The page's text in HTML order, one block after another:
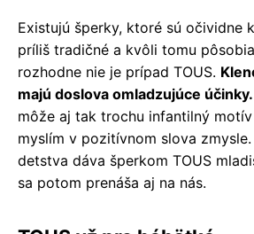
Existujú šperky, ktoré sú očividne
príliš tradičné a kvôli tomu
rozhodne nie je prípad TOUS.
majú doslova omladzujúce účinky.
môže aj tak trochu infantilný
myslím v pozitívnom slova
detstva dáva šperkom TOUS
sa potom prenáša aj na nás.